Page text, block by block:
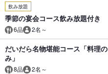
飲み放題
季節の宴会コース飲み放題付き
6品 2名～
だいだら名物堪能コース「料理の
み」
8品 2名～